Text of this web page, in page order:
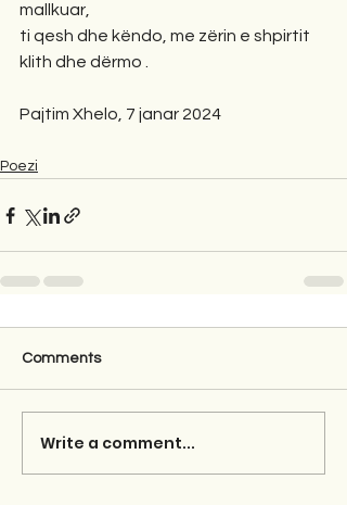
mallkuar,
ti qesh dhe këndo, me zërin e shpirtit
klith dhe dërmo .
Pajtim Xhelo, 7 janar 2024
Poezi
Comments
Write a comment...